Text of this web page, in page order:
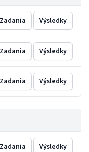
Zadania Výsledky
Zadania Výsledky
Zadania Výsledky
Zadania Výsledky